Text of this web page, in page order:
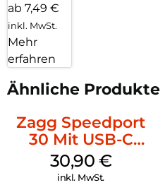
ab 7,49 €
inkl. MwSt.
Mehr
erfahren
Ähnliche Produkte
Zagg Speedport
30 Mit USB-C
Kabel Weiß
30,90 €
inkl. MwSt.